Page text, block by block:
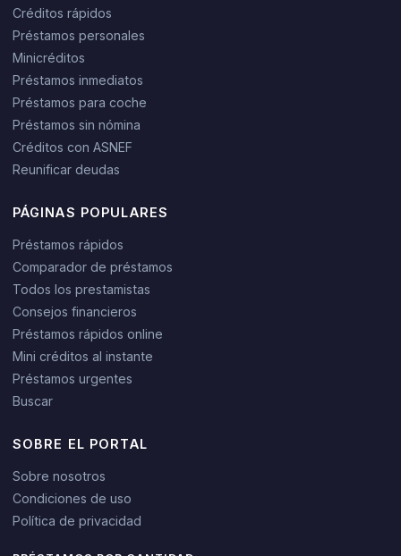
Créditos rápidos
Préstamos personales
Minicréditos
Préstamos inmediatos
Préstamos para coche
Préstamos sin nómina
Créditos con ASNEF
Reunificar deudas
PÁGINAS POPULARES
Préstamos rápidos
Comparador de préstamos
Todos los prestamistas
Consejos financieros
Préstamos rápidos online
Mini créditos al instante
Préstamos urgentes
Buscar
SOBRE EL PORTAL
Sobre nosotros
Condiciones de uso
Política de privacidad